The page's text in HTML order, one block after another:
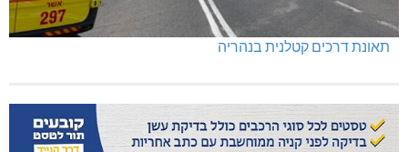
תאונת דרכים קטלנית בנהריה